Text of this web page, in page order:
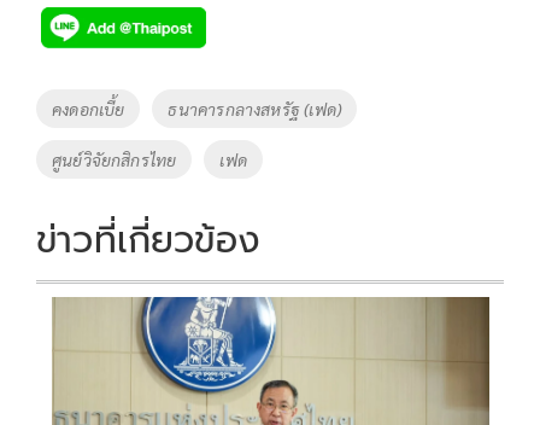
e
b
o
o
k
tt
er
p
y
Li
Tags
คงดอกเบี้ย ธนาคารกลางสหรัฐ (เฟด)
ศูนย์วิจัยกสิกรไทย เฟด
ข่าวที่เกี่ยวข้อง